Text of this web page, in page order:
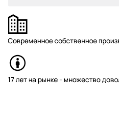
Современное собственное
17 лет на рынке - множество